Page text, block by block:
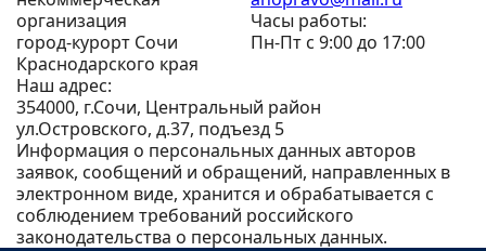
организация
город-курорт Сочи
Краснодарского края
Часы работы:
Пн-Пт с 9:00 до 17:00
Наш адрес:
354000, г.Сочи, Центральный район
ул.Островского, д.37, подъезд 5
Информация о персональных данных авторов
заявок, сообщений и обращений, направленных в
электронном виде, хранится и обрабатывается с
соблюдением требований российского
законодательства о персональных данных.